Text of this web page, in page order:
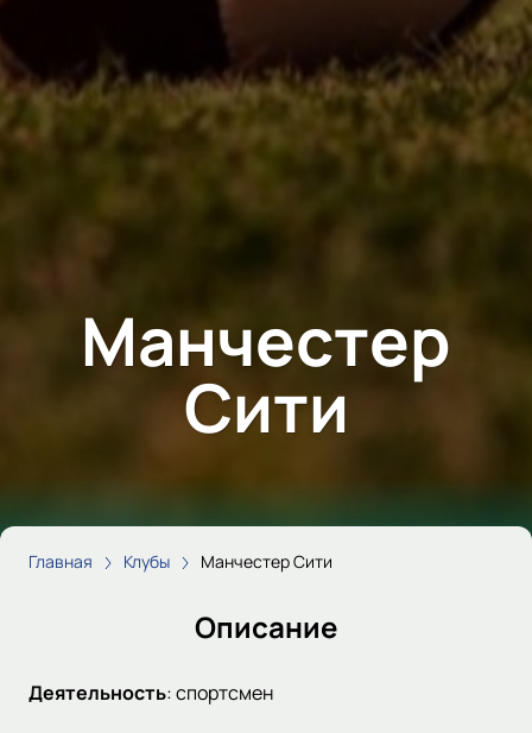
Манчестер
Сити
Главная Клубы Манчестер Сити
Описание
Деятельность:спортсмен